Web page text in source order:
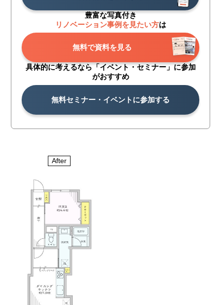
豊富な写真付き
リノベーション事例を見たい方は
無料で資料を見る
具体的に考えるなら「イベント・セミナー」に参加
がおすすめ
無料セミナー・イベントに参加する
After